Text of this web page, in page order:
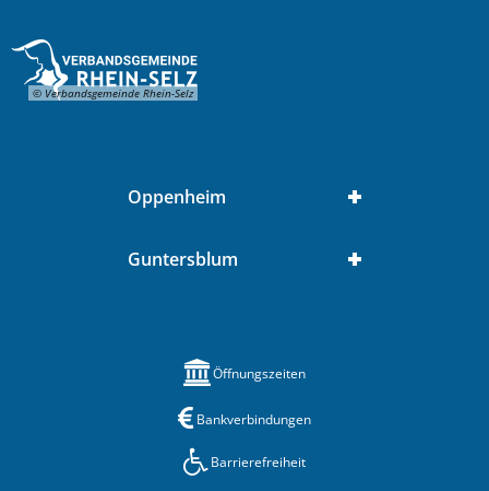
© Verbandsgemeinde Rhein-Selz
Oppenheim
Guntersblum
Öffnungszeiten
Bankverbindungen
Barrierefreiheit